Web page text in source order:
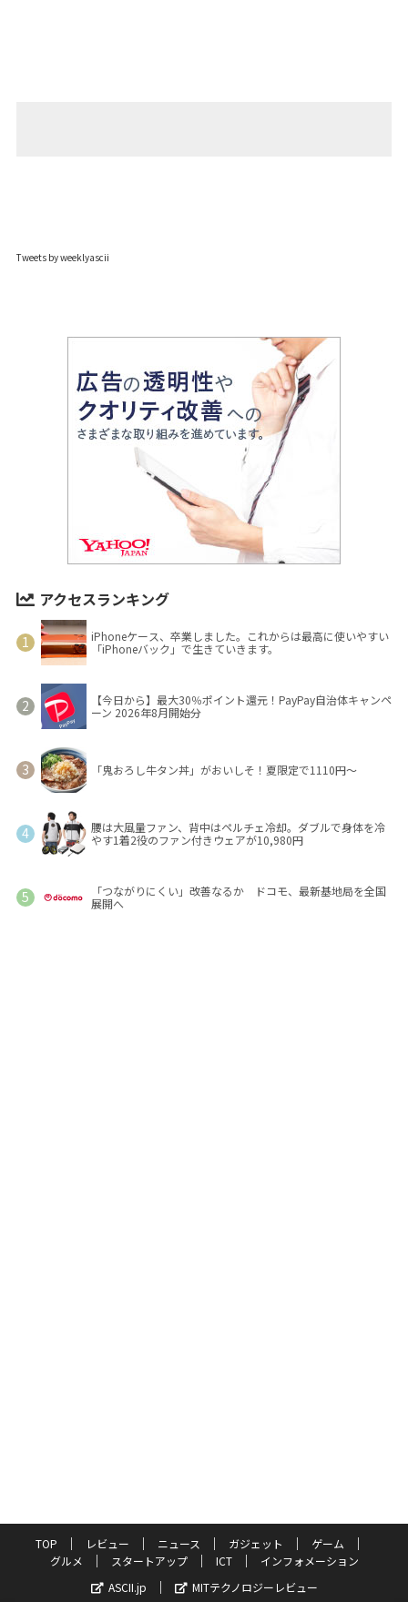
Tweets by weeklyascii
アクセスランキング
iPhoneケース、卒業しました。これからは最高に使いやすい
「iPhoneバック」で生きていきます。
【今日から】最大30％ポイント還元！PayPay自治体キャンペ
ーン 2026年8月開始分
「鬼おろし牛タン丼」がおいしそ！夏限定で1110円～
腰は大風量ファン、背中はペルチェ冷却。ダブルで身体を冷
やす1着2役のファン付きウェアが10,980円
「つながりにくい」改善なるか ドコモ、最新基地局を全国
展開へ
TOP レビュー ニュース ガジェット
ゲーム
グルメ
スタートアップ ICT
インフォメーション
ASCII.jp
MITテクノロジーレビュー